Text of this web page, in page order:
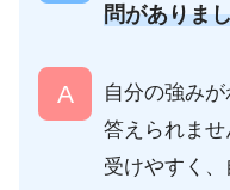
問がありま
自分の強み
答えられま
受けやすく